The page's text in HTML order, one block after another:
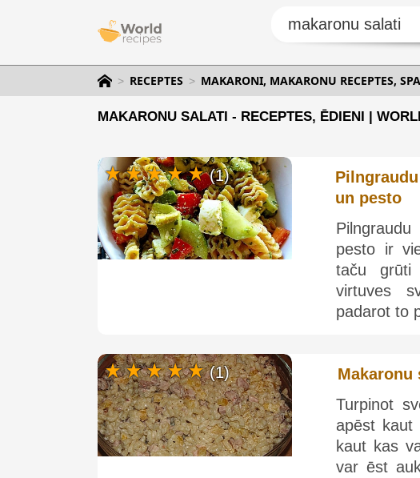
RECEPTES MAKARONI, MAKARONU RECEPTES,
MAKARONU SALATI - RECEPTES, ĒDIENI |
un pesto
pesto ir
taču grūti
virtuves
padarot to
(1)
Makaronu
Turpinot
apēst kaut
kaut kas
var ēst
(1)